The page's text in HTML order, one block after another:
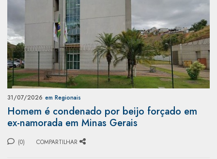
31/07/2026 em Regionais
Homem é condenado por beijo forçado em
ex-namorada em Minas Gerais
(0) COMPARTILHAR